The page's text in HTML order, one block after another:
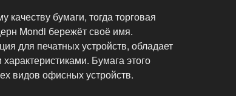
качеству бумаги, тогда торговая
Mondi бережёт своё имя.
для печатных устройств, обладает
Бумага этого
видов офисных устройств.